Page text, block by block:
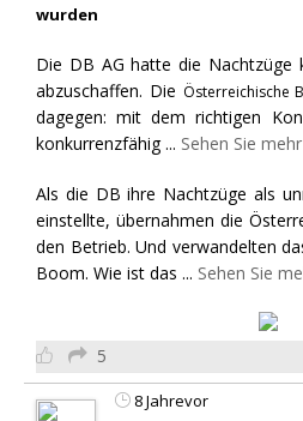
wurden
Die DB AG hatte die Nachtzüge
abzuschaffen. Die Österreichische
dagegen: mit dem richtigen
konkurrenzfähig ... Sehen Sie mehr
Als die DB ihre Nachtzüge als
einstellte, übernahmen die
den Betrieb. Und verwandelten
Boom. Wie ist das ... Sehen Sie
5
8 Jahrevor